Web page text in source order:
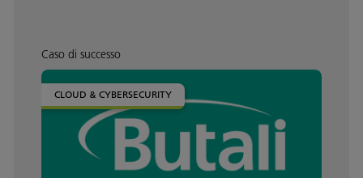
Caso di successo
CLOUD & CYBERSECURITY